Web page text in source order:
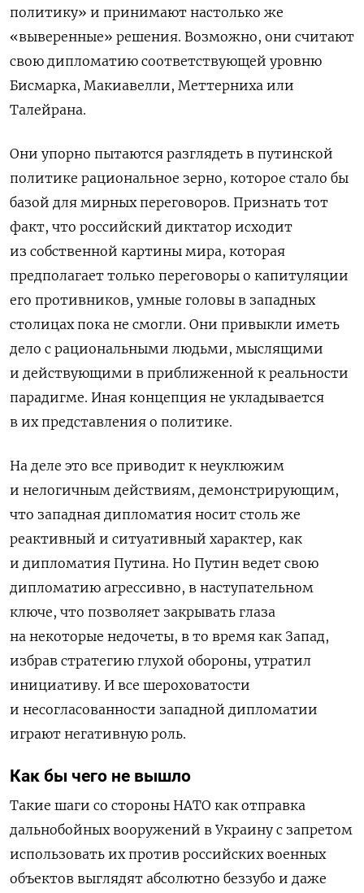
политику» и принимают настолько же
«выверенные» решения. Возможно, они считают
свою дипломатию соответствующей уровню
Бисмарка, Макиавелли, Меттерниха или
Талейрана.
Они упорно пытаются разглядеть в путинской
политике рациональное зерно, которое стало бы
базой для мирных переговоров. Признать тот
факт, что российский диктатор исходит
из собственной картины мира, которая
предполагает только переговоры о капитуляции
его противников, умные головы в западных
столицах пока не смогли. Они привыкли иметь
дело с рациональными людьми, мыслящими
и действующими в приближенной к реальности
парадигме. Иная концепция не укладывается
в их представления о политике.
На деле это все приводит к неуклюжим
и нелогичным действиям, демонстрирующим,
что западная дипломатия носит столь же
реактивный и ситуативный характер, как
и дипломатия Путина. Но Путин ведет свою
дипломатию агрессивно, в наступательном
ключе, что позволяет закрывать глаза
на некоторые недочеты, в то время как Запад,
избрав стратегию глухой обороны, утратил
инициативу. И все шероховатости
и несогласованности западной дипломатии
играют негативную роль.
Как бы чего не вышло
Такие шаги со стороны НАТО как отправка
дальнобойных вооружений в Украину с запретом
использовать их против российских военных
объектов выглядят абсолютно беззубо и даже